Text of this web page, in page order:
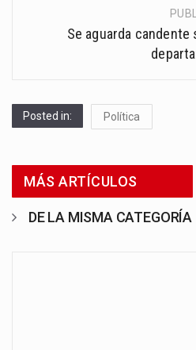
Se aguarda
Posted in: Política
MÁS ARTÍCULOS
DE LA MISMA CATEGORÍA